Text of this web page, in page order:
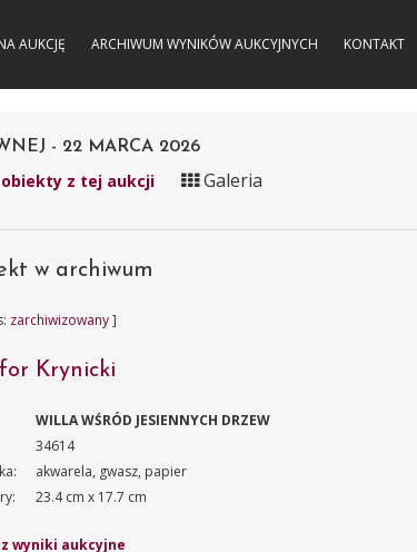
AUKCJĘ ARCHIWUM WYNIKÓW AUKCYJNYCH KONTAKT
- 22 MARCA 2026
z tej aukcji Galeria
w archiwum
zarchiwizowany]
Krynicki
WILLA WŚRÓD JESIENNYCH DRZEW
34614
akwarela, gwasz, papier
23.4 cm x 17.7 cm
wyniki aukcyjne